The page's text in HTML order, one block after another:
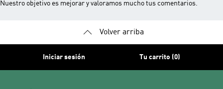
Nuestro objetivo es mejorar y valoramos mucho tus comentarios.
Volver arriba
Iniciar sesión Tu carrito (0)